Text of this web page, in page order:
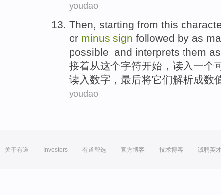
youdao
Then starting from this
or minus sign followed by as
possible
and interprets them
接着从这个字符开始 ， 读入 一个
读入 数字 ， 最后将它们解析成数
youdao
关于有道 Investors 有道智选 官方博客 技术博客 诚聘英才